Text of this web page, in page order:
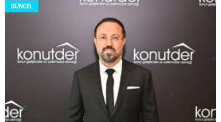
GÜNCEL